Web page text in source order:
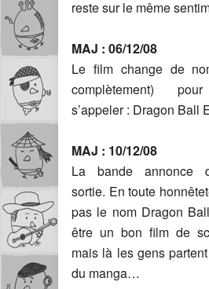
reste sur le même
MAJ : 06/12/08
Le film change de
complètement)
s’appeler : Dragon Ball
MAJ : 10/12/08
La bande annonce
sortie. En toute
pas le nom Dragon
être un bon film de
mais là les gens
du manga…